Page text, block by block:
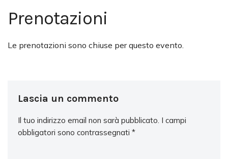
Prenotazioni
Le prenotazioni sono chiuse per questo evento.
Lascia un commento
Il tuo indirizzo email non sarà pubblicato. I campi
obbligatori sono contrassegnati *